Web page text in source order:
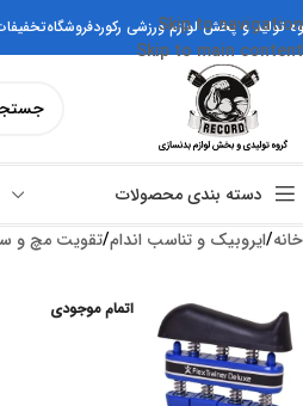
Skip to navigation
Skip to main content
تولید و پخش لوازم ورزشی رکوردفروشگاه
دسته بندی محصولات
خانه ایروبیک و تناسب اندام تقویت مچ و
اتمام موجودی